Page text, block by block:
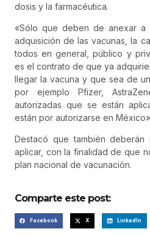
dosis y la farmacéutica.
«Sólo que deben de anexar a
adquisición de las vacunas, la
todos en general, público y
es el contrato de que ya
llegar la vacuna y que sea de
por ejemplo Pfizer,
autorizadas que se están
están por autorizarse en
Destacó que también
aplicar, con la finalidad de que
plan nacional de vacunación.
Comparte este post:
Facebook X LinkedIn